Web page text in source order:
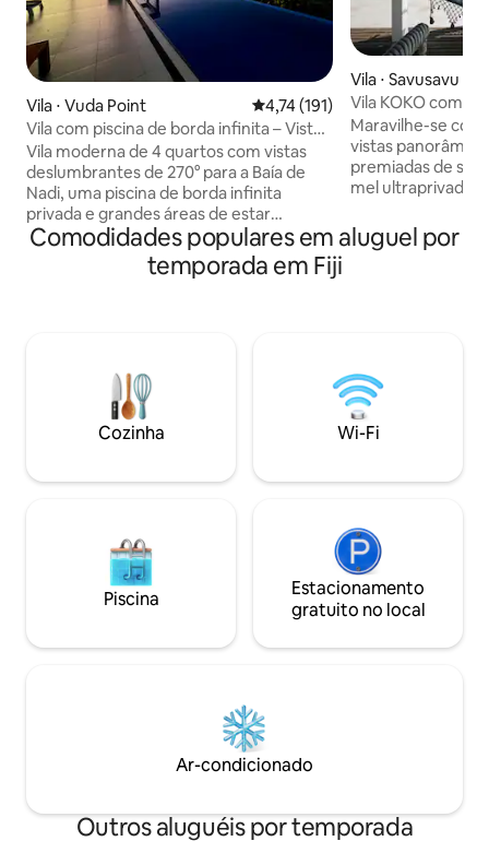
Vila ⋅ Vuda Point 4,74 de uma avaliação média
4,74 (191)
Vila com piscina de borda infinita – Vista
panorâmica para o mar
Vila moderna de 4 quartos com vistas
deslumbrantes de 270° para a Baía de
Nadi, uma piscina de borda infinita
privada e grandes áreas de estar
internas e externas perfeitas para
relaxar e se divertir. Apenas 5–10
minutos a pé de uma praia isolada com
todos os detalhes sejam cuidados. Não
perca nosso tradicional banquete fijiano
de Lovo, cozido no subsolo: uma
deliciosa experiência na ilha! Ideal para
especiais.
Vila ⋅ Savusavu
Vila KOKO com
para lua de mel
Maravilhe-se
vistas
premiadas de sua
mel ultraprivada.
de 270° da baía
de vela. A
casais que
de retiro de ilha
desfrutar de
relaxamento
Comodidades populares em aluguel por
temporada em Fiji
Cozinha Wi-Fi
Piscina
Estacionamento
gratuito no local
Ar-condicionado
Outros aluguéis por temporada